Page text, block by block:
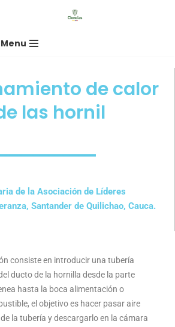
Menu
de calor
las hornil
de la Asociación de Líderes
Santander de Quilichao, Cauca.
consiste en introducir una tubería
ducto de la hornilla desde la parte
hasta la boca alimentación o
el objetivo es hacer pasar aire
la tubería y descargarlo en la cámara